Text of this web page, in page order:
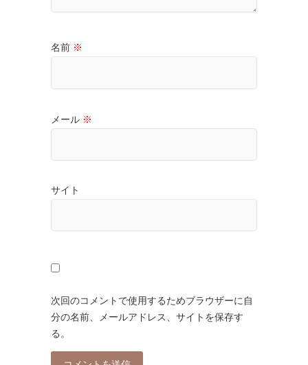
名前 ※
メール ※
サイト
次回のコメントで使用するためブラウザーに自
分の名前、メールアドレス、サイトを保存す
る。